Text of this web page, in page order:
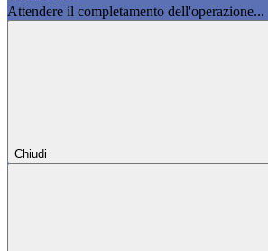
Attendere il completamento dell'operazione...
Chiudi